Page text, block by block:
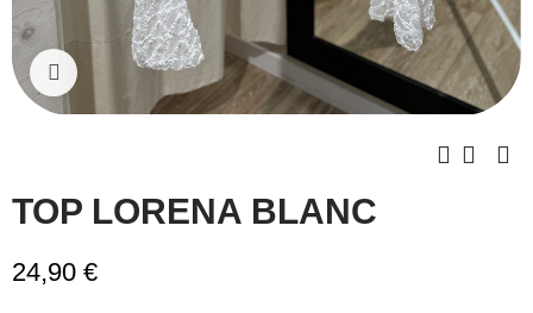
Cliquez pour agrandir
TOP LORENA BLANC
24,90 €